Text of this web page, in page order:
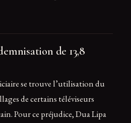
de 13,8
se trouve l’utilisation du
de certains téléviseurs
Pour ce préjudice, Dua Lipa